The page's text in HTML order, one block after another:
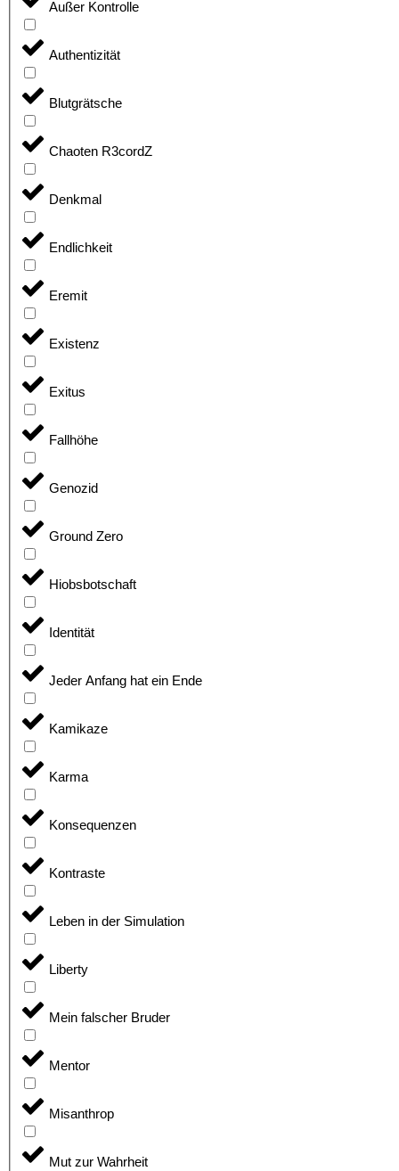
Außer Kontrolle
Authentizität
Blutgrätsche
Chaoten R3cordZ
Denkmal
Endlichkeit
Eremit
Existenz
Exitus
Fallhöhe
Genozid
Ground Zero
Hiobsbotschaft
Identität
Jeder Anfang hat ein Ende
Kamikaze
Karma
Konsequenzen
Kontraste
Leben in der Simulation
Liberty
Mein falscher Bruder
Mentor
Misanthrop
Mut zur Wahrheit